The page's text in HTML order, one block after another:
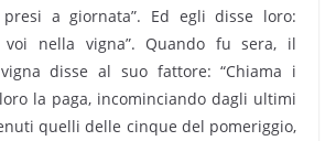
a giornata”. Ed egli disse loro:
voi nella vigna”. Quando fu sera, il
disse al suo fattore: “Chiama i
la paga, incominciando dagli ultimi
quelli delle cinque del pomeriggio,